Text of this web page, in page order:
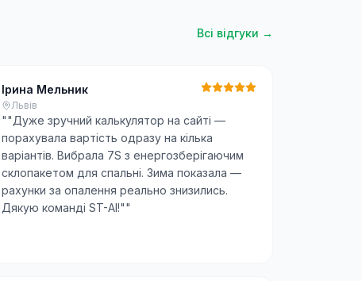
Всі відгуки →
Ірина Мельник
Львів
""Дуже зручний калькулятор на сайті —
порахувала вартість одразу на кілька
варіантів. Вибрала 7S з енергозберігаючим
склопакетом для спальні. Зима показала —
рахунки за опалення реально знизились.
Дякую команді ST-AI!""